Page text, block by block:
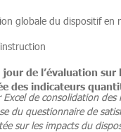
globale du dispositif en
jour de l’évaluation
des indicateurs
Excel de consolidation des
du questionnaire de
sur les impacts du